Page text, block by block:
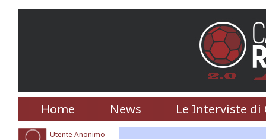
Home News Le Interviste di
Utente Anonimo